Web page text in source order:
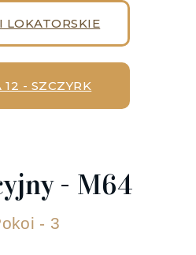
LOKATORSKIE
12 - SZCZYRK
- M64
- 3